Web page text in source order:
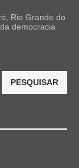
Rio Grande do
democracia
PESQUISAR